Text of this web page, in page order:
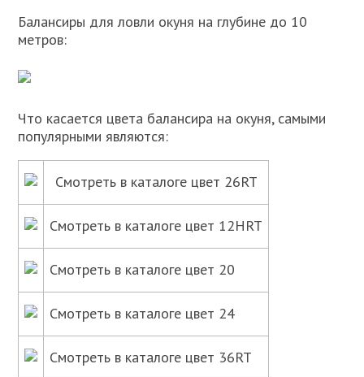
Балансиры для ловли окуня на глубине до 10
метров:
Что касается цвета балансира на окуня, самыми
популярными являются:
Смотреть в каталоге цвет 26RT
Смотреть в каталоге цвет 12HRT
Смотреть в каталоге цвет 20
Смотреть в каталоге цвет 24
Смотреть в каталоге цвет 36RT